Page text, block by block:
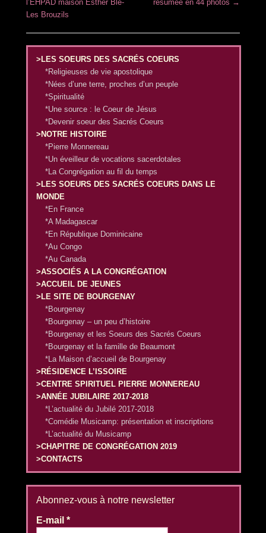
l’EHPAD maison Esther Blé-
Les Brouzils
résumée en 44 photos →
>LES SOEURS DES SACRÉS COEURS
*Religieuses de vie apostolique
*Nées d’une terre, proches d’un peuple
*Spiritualité
*Une source : le Coeur de Jésus
*Devenir soeur des Sacrés Coeurs
>NOTRE HISTOIRE
*Pierre Monnereau
*Un éveilleur de vocations sacerdotales
*La Congrégation au fil du temps
>LES SOEURS DES SACRÉS COEURS DANS LE
MONDE
*En France
*A Madagascar
*En République Dominicaine
*Au Congo
*Au Canada
>ASSOCIÉS A LA CONGRÉGATION
>ACCUEIL DE JEUNES
>LE SITE DE BOURGENAY
*Bourgenay
*Bourgenay – un peu d’histoire
*Bourgenay et les Soeurs des Sacrés Coeurs
*Bourgenay et la famille de Beaumont
*La Maison d’accueil de Bourgenay
>RÉSIDENCE L’ISSOIRE
>CENTRE SPIRITUEL PIERRE MONNEREAU
>ANNÉE JUBILAIRE 2017-2018
*L’actualité du Jubilé 2017-2018
*Comédie Musicamp: présentation et inscriptions
*L’actualité du Musicamp
>CHAPITRE DE CONGRÉGATION 2019
>CONTACTS
Abonnez-vous à notre newsletter
E-mail*